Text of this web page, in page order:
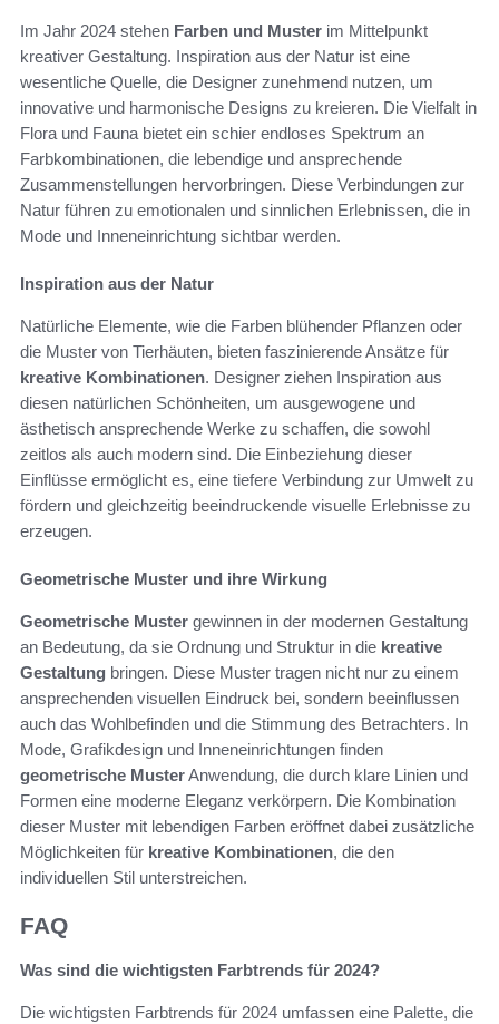
Im Jahr 2024 stehen Farben und Muster im Mittelpunkt
kreativer Gestaltung. Inspiration aus der Natur ist eine
wesentliche Quelle, die Designer zunehmend nutzen, um
innovative und harmonische Designs zu kreieren. Die Vielfalt in
Flora und Fauna bietet ein schier endloses Spektrum an
Farbkombinationen, die lebendige und ansprechende
Zusammenstellungen hervorbringen. Diese Verbindungen zur
Natur führen zu emotionalen und sinnlichen Erlebnissen, die in
Mode und Inneneinrichtung sichtbar werden.
Inspiration aus der Natur
Natürliche Elemente, wie die Farben blühender Pflanzen oder
die Muster von Tierhäuten, bieten faszinierende Ansätze für
kreative Kombinationen. Designer ziehen Inspiration aus
diesen natürlichen Schönheiten, um ausgewogene und
ästhetisch ansprechende Werke zu schaffen, die sowohl
zeitlos als auch modern sind. Die Einbeziehung dieser
Einflüsse ermöglicht es, eine tiefere Verbindung zur Umwelt zu
fördern und gleichzeitig beeindruckende visuelle Erlebnisse zu
erzeugen.
Geometrische Muster und ihre Wirkung
Geometrische Muster gewinnen in der modernen Gestaltung
an Bedeutung, da sie Ordnung und Struktur in die kreative
Gestaltung bringen. Diese Muster tragen nicht nur zu einem
ansprechenden visuellen Eindruck bei, sondern beeinflussen
auch das Wohlbefinden und die Stimmung des Betrachters. In
Mode, Grafikdesign und Inneneinrichtungen finden
geometrische MusterAnwendung, die durch klare Linien und
Formen eine moderne Eleganz verkörpern. Die Kombination
dieser Muster mit lebendigen Farben eröffnet dabei zusätzliche
Möglichkeiten für kreative Kombinationen, die den
individuellen Stil unterstreichen.
FAQ
Was sind die wichtigsten Farbtrends für 2024?
Die wichtigsten Farbtrends für 2024 umfassen eine Palette, die